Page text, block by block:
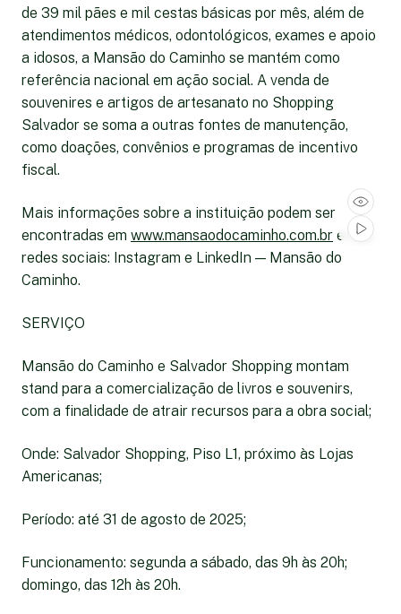
de 39 mil pães e mil cestas básicas por mês, além de
atendimentos médicos, odontológicos, exames e apoio
a idosos, a Mansão do Caminho se mantém como
referência nacional em ação social. A venda de
souvenires e artigos de artesanato no Shopping
Salvador se soma a outras fontes de manutenção,
como doações, convênios e programas de incentivo
fiscal.
Mais informações sobre a instituição podem ser
encontradas em www.mansaodocaminho.com.br e nas
redes sociais: Instagram e LinkedIn — Mansão do
Caminho.
SERVIÇO
Mansão do Caminho e Salvador Shopping montam
stand para a comercialização de livros e souvenirs,
com a finalidade de atrair recursos para a obra social;
Onde: Salvador Shopping, Piso L1, próximo às Lojas
Americanas;
Período: até 31 de agosto de 2025;
Funcionamento: segunda a sábado, das 9h às 20h;
domingo, das 12h às 20h.